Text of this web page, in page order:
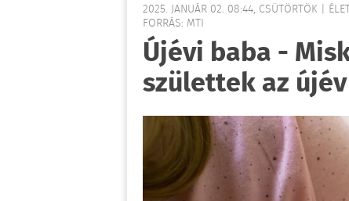
2025. JANUÁR 02. 08:44, CSÜTÖRTÖK |
FORRÁS: MTI
Újévi baba -
születtek az